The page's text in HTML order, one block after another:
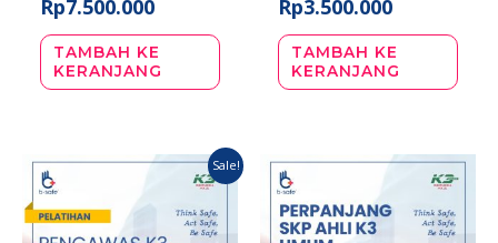
Rp7.500.000
TAMBAH KE
KERANJANG
Rp3.500.000
TAMBAH KE
KERANJANG
Sale!
Harga
aslinya
Rp4.000.000.
Harga
adalah:
Rp2.750.000.